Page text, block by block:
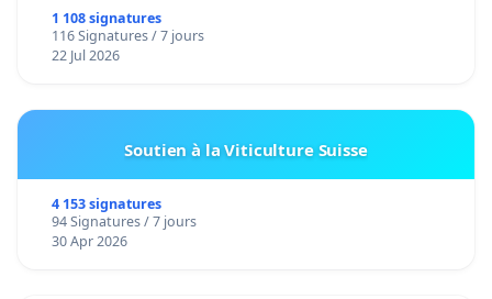
1 108 signatures
116 Signatures / 7 jours
22 Jul 2026
Soutien à la Viticulture Suisse
4 153 signatures
94 Signatures / 7 jours
30 Apr 2026